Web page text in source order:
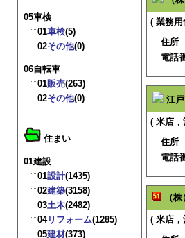
05車検
01車検(5)
02その他(0)
06自転車
01販売(263)
02その他(0)
住まい
01建設
01設計(1435)
02建築(3158)
03土木(2482)
04リフォーム(1285)
05建材(373)
( 業務
住所
電話
江
( 米店，
住所
電話
（
( 米店